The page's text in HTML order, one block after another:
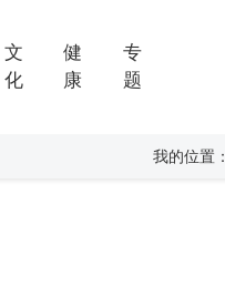
文
化
健
康
专
题
我的位置：